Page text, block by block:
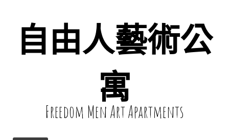
自由人藝術公
寓
Freedom Men Art Apartments